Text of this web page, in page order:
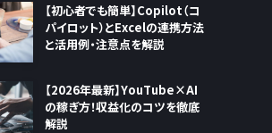
【初心者でも簡単】Copilot（コ
パイロット）とExcelの連携方法
と活用例・注意点を解説
【2026年最新】YouTube×AI
の稼ぎ方！収益化のコツを徹底
解説